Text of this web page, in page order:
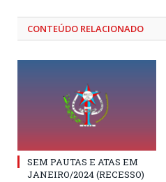
CONTEÚDO RELACIONADO
SEM PAUTAS E ATAS EM
JANEIRO/2024 (RECESSO)